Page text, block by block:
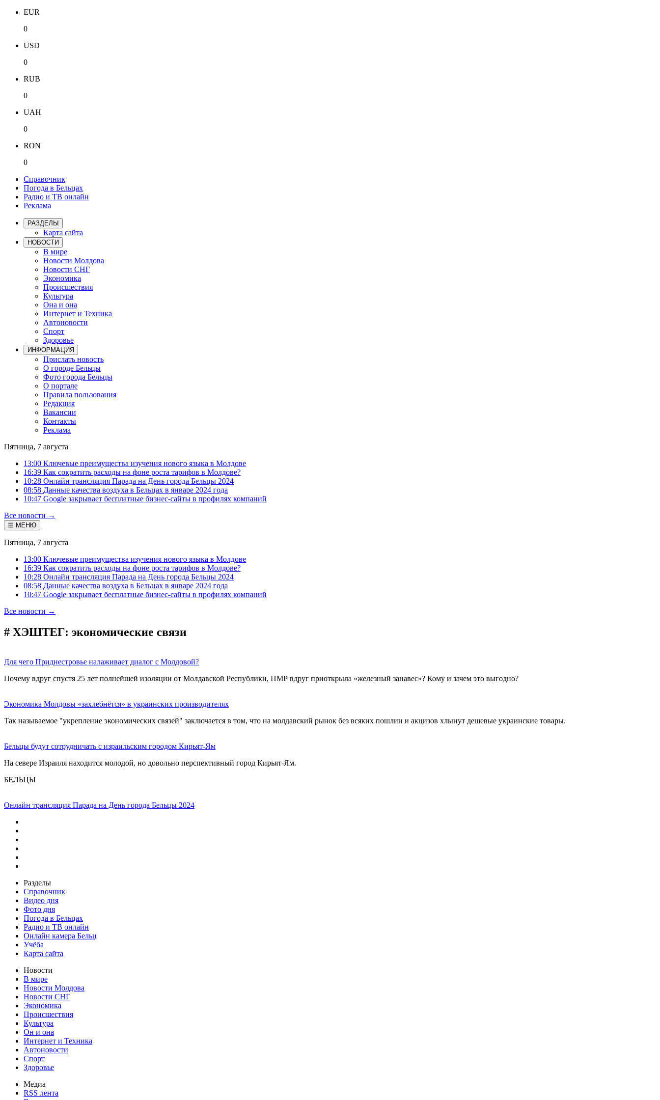
EUR
0
USD
0
RUB
0
UAH
0
RON
0
Справочник
Погода в Бельцах
Радио и ТВ онлайн
Реклама
РАЗДЕЛЫ
Карта сайта
НОВОСТИ
В мире
Новости Молдова
Новости СНГ
Экономика
Происшествия
Культура
Она и она
Интернет и Техника
Автоновости
Спорт
Здоровье
ИНФОРМАЦИЯ
Прислать новость
О городе Бельцы
Фото города Бельцы
О портале
Правила пользования
Редакция
Вакансии
Контакты
Реклама
Пятница, 7 августа
13:00 Ключевые преимущества изучения нового языка в Молдове
16:39 Как сократить расходы на фоне роста тарифов в Молдове?
10:28 Онлайн трансляция Парада на День города Бельцы 2024
08:58 Данные качества воздуха в Бельцах в январе 2024 года
10:47 Google закрывает бесплатные бизнес-сайты в профилях компаний
Все новости →
☰ МЕНЮ
Пятница, 7 августа
13:00 Ключевые преимущества изучения нового языка в Молдове
16:39 Как сократить расходы на фоне роста тарифов в Молдове?
10:28 Онлайн трансляция Парада на День города Бельцы 2024
08:58 Данные качества воздуха в Бельцах в январе 2024 года
10:47 Google закрывает бесплатные бизнес-сайты в профилях компаний
Все новости →
# ХЭШТЕГ: экономические связи
Для чего Приднестровье налаживает диалог с Молдовой?
Почему вдруг спустя 25 лет полнейшей изоляции от Молдавской Республики, ПМР вдруг приоткрыла «железный занавес»? Кому и зачем это выгодно?
Экономика Молдовы «захлебнётся» в украинских производителях
Так называемое "укрепление экономических связей" заключается в том, что на молдавский рынок без всяких пошлин и акцизов хлынут дешевые украинские товары.
Бельцы будут сотрудничать с израильским городом Кирьят-Ям
На севере Израиля находится молодой, но довольно перспективный город Кирьят-Ям.
БЕЛЬЦЫ
Онлайн трансляция Парада на День города Бельцы 2024
Разделы
Справочник
Видео дня
Фото дня
Погода в Бельцах
Радио и ТВ онлайн
Онлайн камера Бельц
Учёба
Карта сайта
Новости
В мире
Новости Молдова
Новости СНГ
Экономика
Происшествия
Культура
Он и она
Интернет и Техника
Автоновости
Спорт
Здоровье
Медиа
RSS лента